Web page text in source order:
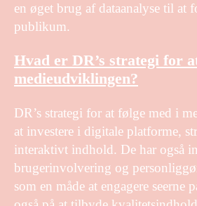
en øget brug af dataanalyse til at
publikum.
Hvad er DR’s strategi for
medieudviklingen?
DR’s strategi for at følge med i
at investere i digitale platforme,
interaktivt indhold. De har også
brugerinvolvering og
som en måde at engagere seerne